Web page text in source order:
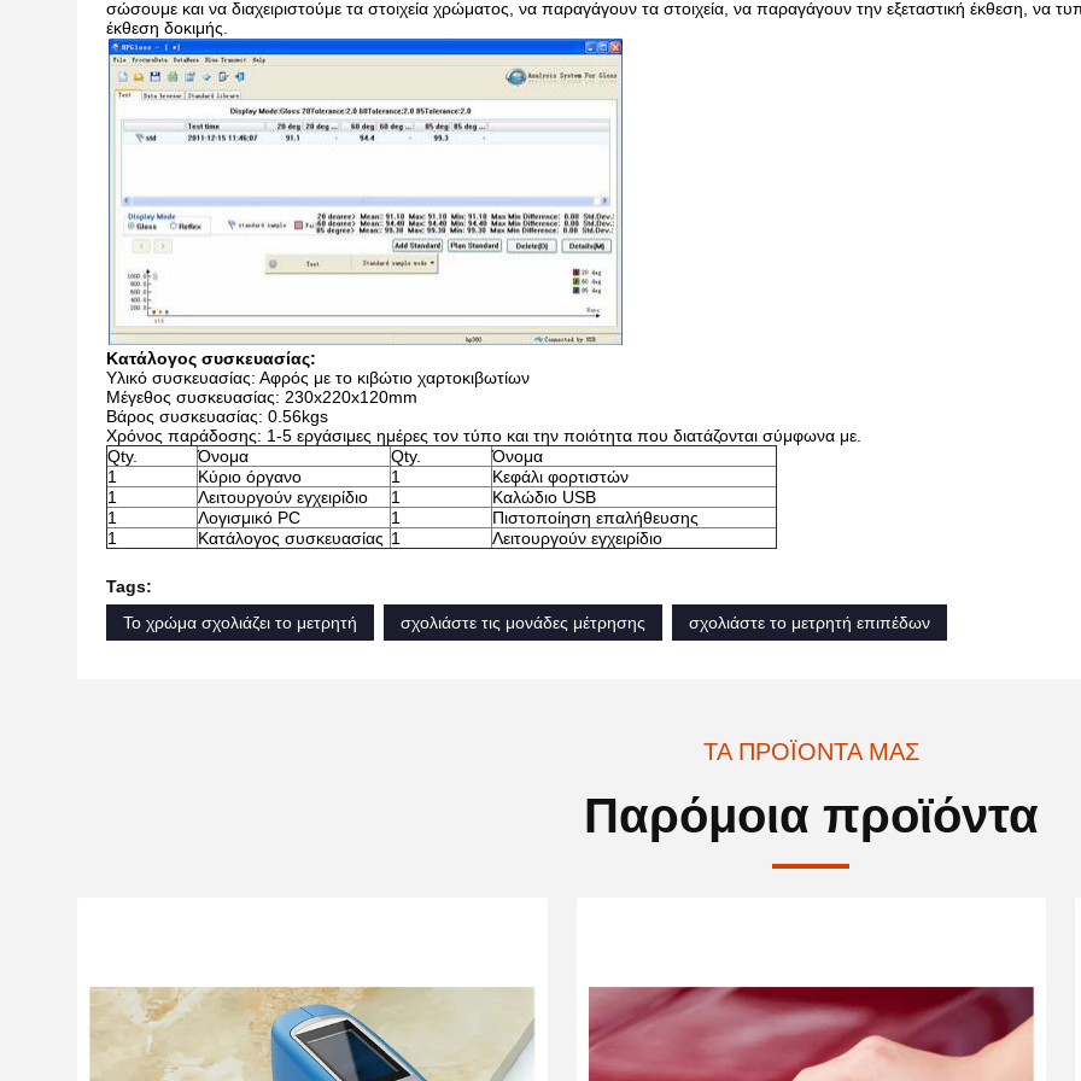
σώσουμε και να διαχειριστούμε τα στοιχεία χρώματος, να παραγάγουν τα στοιχεία, να παραγάγουν την εξεταστική έκθεση, να
έκθεση δοκιμής.
Κατάλογος συσκευασίας:
Υλικό συσκευασίας: Αφρός με το κιβώτιο χαρτοκιβωτίων
Μέγεθος συσκευασίας: 230x220x120mm
Βάρος συσκευασίας: 0.56kgs
Χρόνος παράδοσης: 1-5 εργάσιμες ημέρες τον τύπο και την ποιότητα που διατάζονται σύμφωνα με.
Qty.
Όνομα Qty.
Όνομα
1
Κύριο όργανο 1
Κεφάλι φορτιστών
1
Λειτουργούν εγχειρίδιο 1
Καλώδιο USB
1
Λογισμικό PC 1
Πιστοποίηση επαλήθευσης
1
Κατάλογος συσκευασίας 1 Λειτουργούν εγχειρίδιο
Tags:
Το χρώμα σχολιάζει το μετρητή
σχολιάστε τις μονάδες μέτρησης σχολιάστε το μετρητή επιπέδων
ΤΑ ΠΡΟΪΌΝΤΑ ΜΑΣ
Παρόμοια προϊόντα